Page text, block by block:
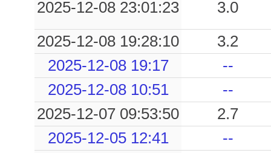
2025-12-08 23:01:23
3.0
2025-12-08 19:28:10
3.2
2025-12-08 19:17
--
2025-12-08 10:51
--
2025-12-07 09:53:50
2.7
2025-12-05 12:41
--